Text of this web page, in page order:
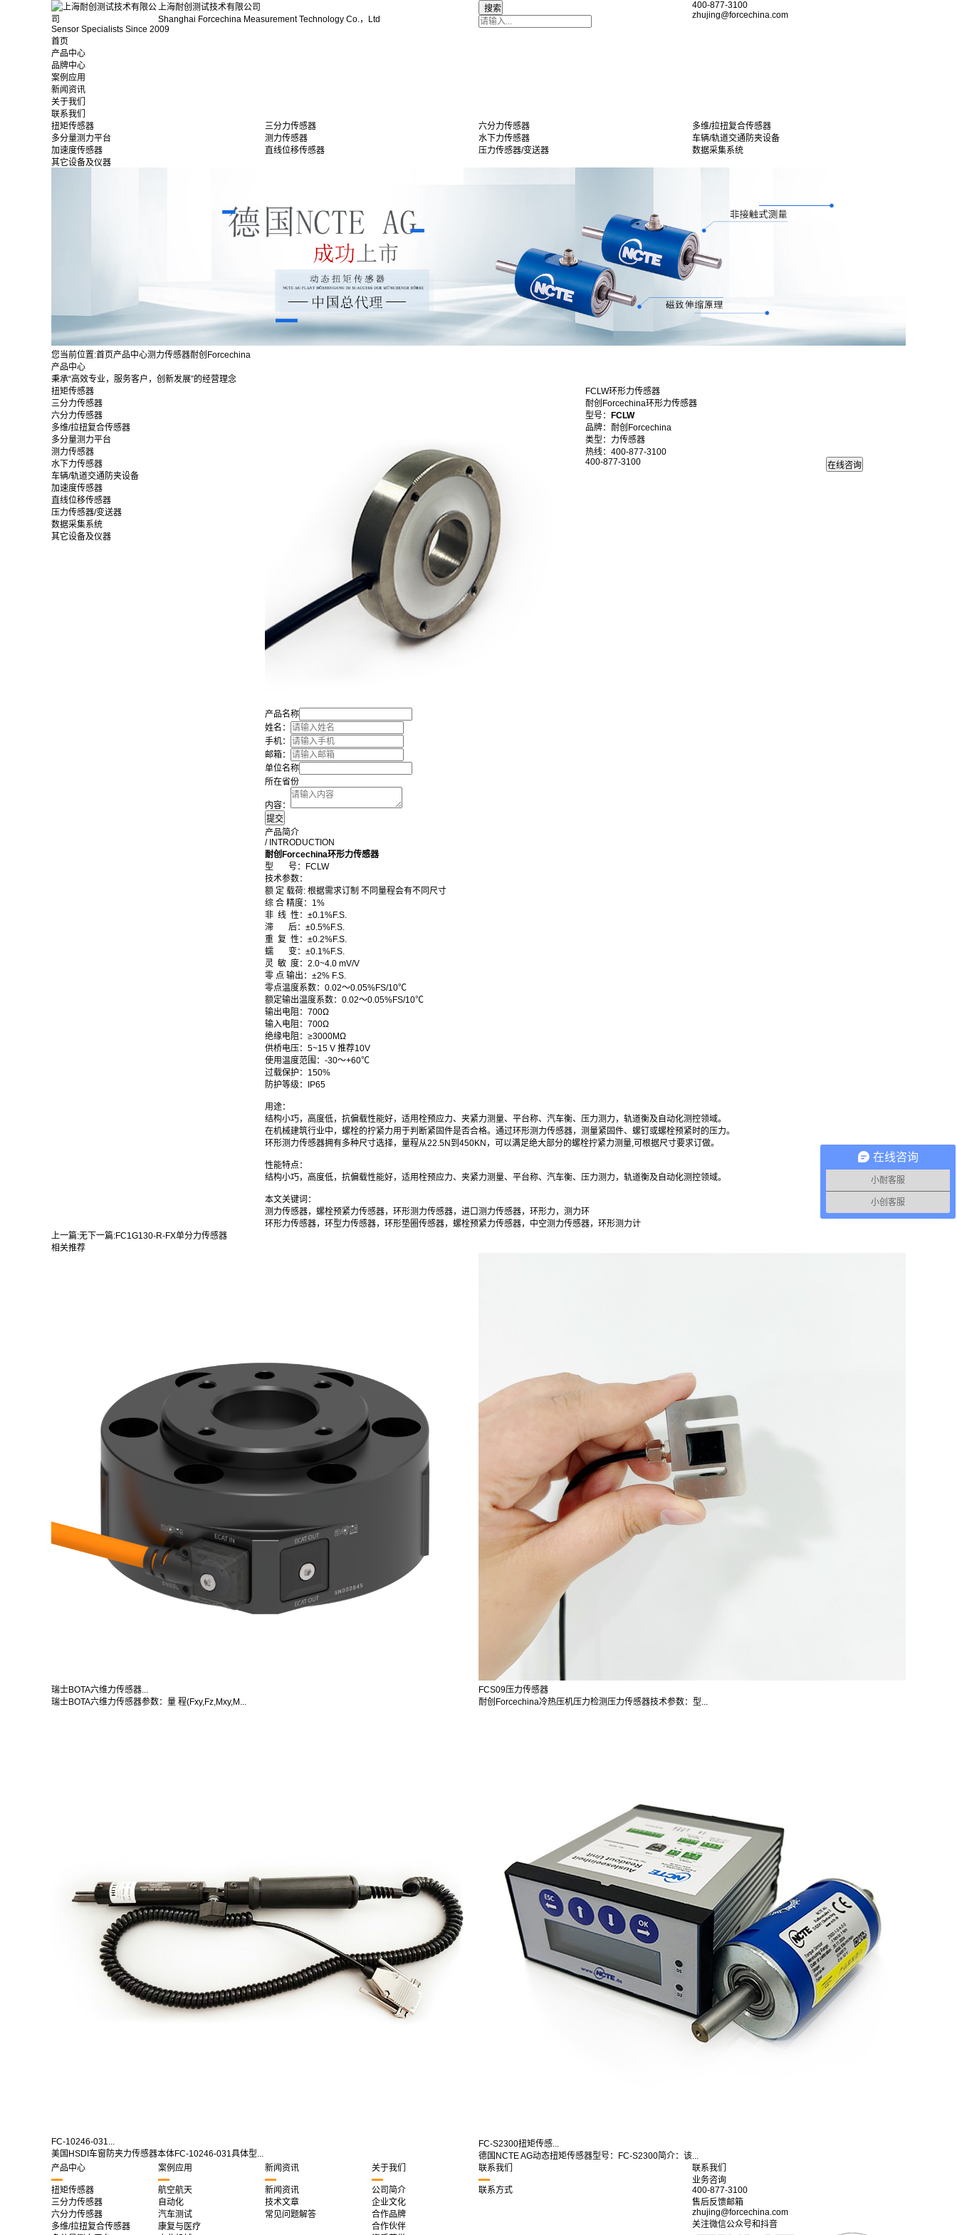
上海耐创测试技术有限公司
Shanghai Forcechina Measurement Technology Co.，Ltd
Sensor Specialists Since 2009
400-877-3100
zhujing@forcechina.com
首页
产品中心
品牌中心
案例应用
新闻资讯
关于我们
联系我们
扭矩传感器
三分力传感器 六分力传感器
多维/拉扭复合传感器
多分量测力平台
测力传感器 水下力传感器
车辆/轨道交通防夹设备
加速度传感器
直线位移传感器 压力传感器/变送器
数据采集系统
其它设备及仪器
您当前位置:首页产品中心测力传感器耐创Forcechina
产品中心
秉承“高效专业，服务客户，创新发展”的经营理念
扭矩传感器
三分力传感器
六分力传感器
多维/拉扭复合传感器
多分量测力平台
测力传感器
水下力传感器
车辆/轨道交通防夹设备
加速度传感器
直线位移传感器
压力传感器/变送器
数据采集系统
其它设备及仪器
FCLW环形力传感器
耐创Forcechina环形力传感器
型号：
FCLW
品牌：耐创Forcechina
类型：力传感器
热线：400-877-3100
400-877-3100
产品名称
姓名：
手机：
邮箱：
单位名称
所在省份
内容：
产品简介
/ INTRODUCTION
耐创Forcechina环形力传感器
型 号：FCLW
技术参数：
额 定 载荷: 根据需求订制 不同量程会有不同尺寸
综 合 精度：1%
非 线 性：±0.1%F.S.
滞
后：±0.5%F.S.
重 复 性：±0.2%F.S.
蠕
变：±0.1%F.S.
灵 敏 度：2.0~4.0 mV/V
零 点 输出：±2% F.S.
零点温度系数：0.02～0.05%FS/10℃
额定输出温度系数：0.02～0.05%FS/10℃
输出电阻：700Ω
输入电阻：700Ω
绝缘电阻：≥3000MΩ
供桥电压：5~15 V 推荐10V
使用温度范围：-30～+60℃
过载保护：150%
防护等级：IP65
用途：
结构小巧，高度低，抗偏载性能好，适用栓预应力、夹紧力测量、平台称、汽车衡、压力测力，轨道衡及自动化测控领域。
在机械建筑行业中，螺栓的拧紧力用于判断紧固件是否合格。通过环形测力传感器，测量紧固件、螺钉或螺栓预紧时的压力。
环形测力传感器拥有多种尺寸选择，量程从22.5N到450KN，可以满足绝大部分的螺栓拧紧力测量,可根据尺寸要求订做。
性能特点：
结构小巧，高度低，抗偏载性能好，适用栓预应力、夹紧力测量、平台称、汽车衡、压力测力，轨道衡及自动化测控领域。
本文关键词：
测力传感器，螺栓预紧力传感器，环形测力传感器，进口测力传感器，环形力，测力环
环形力传感器，环型力传感器，环形垫圈传感器，螺栓预紧力传感器，中空测力传感器， 环形测力计
上一篇:无 下一篇:FC1G130-R-FX单分力传感器
相关推荐
瑞士BOTA六维力传感器...
瑞士BOTA六维力传感器参数：量 程(Fxy,Fz,Mxy,M...
FCS09压力传感器
耐创Forcechina冷热压机压力检测压力传感器技术参数：型...
FC-10246-031...
美国HSDI车窗防夹力传感器本体FC-10246-031具体型...
FC-S2300扭矩传感...
德国NCTE AG动态扭矩传感器型号：FC-S2300简介：该...
产品中心
扭矩传感器
三分力传感器
六分力传感器
多维/拉扭复合传感器
案例应用
航空航天
自动化
汽车测试
康复与医疗
新闻资讯
新闻资讯
技术文章
常见问题解答
关于我们
公司简介
企业文化
合作品牌
合作伙伴
联系我们
联系方式
联系我们
业务咨询
400-877-3100
售后反馈邮箱
zhujing@forcechina.com
关注微信公众号和抖音
在线咨询
小耐客服
小创客服